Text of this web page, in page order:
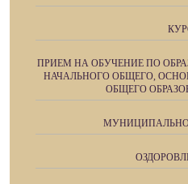
ПРИЕМ НА ОБУЧЕНИЕ ПО
НАЧАЛЬНОГО ОБЩЕГО,
ОБЩЕГО